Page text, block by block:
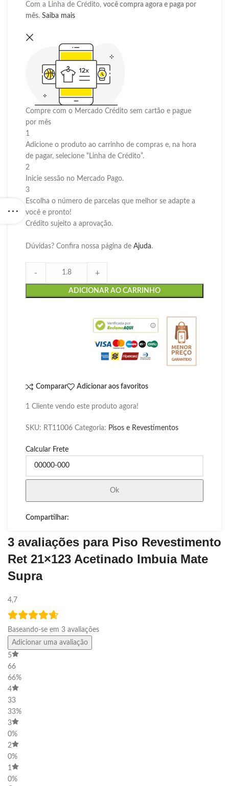
Com a Linha de Crédito, você compra agora e paga por
mês. Saiba mais
Compre com o Mercado Crédito sem cartão e pague
por mês
1
Adicione o produto ao carrinho de compras e, na hora
de pagar, selecione “Linha de Crédito”.
2
Inicie sessão no Mercado Pago.
3
Escolha o número de parcelas que melhor se adapte a
você e pronto!
Crédito sujeito a aprovação.
Dúvidas? Confira nossa página de Ajuda.
- +
ADICIONAR AO CARRINHO
Comparar Adicionar aos favoritos
1 Cliente vendo este produto agora!
SKU: RT11006 Categoria: Pisos e Revestimentos
Calcular Frete
Ok
Compartilhar:
3 avaliações para Piso Revestimento
Ret 21×123 Acetinado Imbuia Mate
Supra
4,7
Baseando-se em 3 avaliações
Adicionar uma avaliação
5
66
66%
4
33
33%
3
0%
2
0%
1
0%